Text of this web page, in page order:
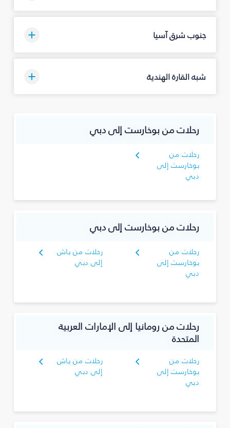
جنوب شرق آسيا
شبه القارة الهندية
رحلات من بوخارست إلى دبي
رحلات من
بوخارست إلى
دبي
رحلات من بوخارست إلى دبي
رحلات من
بوخارست إلى
دبي
رحلات من ياش
إلى دبي
رحلات من رومانيا إلى الإمارات العربية
المتحدة
رحلات من
بوخارست إلى
دبي
رحلات من ياش
إلى دبي